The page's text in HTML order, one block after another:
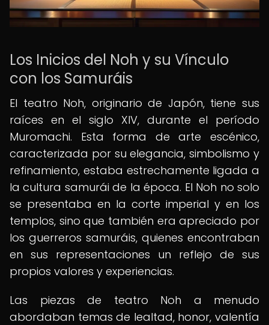
Los Inicios del Noh y su Vínculo
con los Samuráis
El teatro Noh, originario de Japón, tiene sus
raíces en el siglo XIV, durante el período
Muromachi. Esta forma de arte escénico,
caracterizada por su elegancia, simbolismo y
refinamiento, estaba estrechamente ligada a
la cultura samurái de la época. El Noh no solo
se presentaba en la corte imperial y en los
templos, sino que también era apreciado por
los guerreros samuráis, quienes encontraban
en sus representaciones un reflejo de sus
propios valores y experiencias.
Las piezas de teatro Noh a menudo
abordaban temas de lealtad, honor, valentía